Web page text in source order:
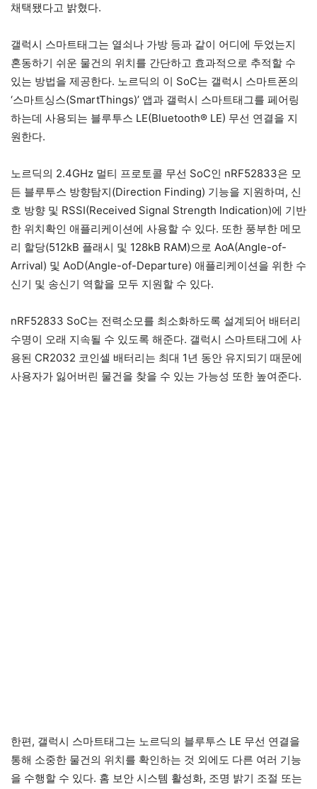
채택됐다고 밝혔다.
갤럭시 스마트태그는 열쇠나 가방 등과 같이 어디에 두었는지
혼동하기 쉬운 물건의 위치를 간단하고 효과적으로 추적할 수
있는 방법을 제공한다. 노르딕의 이 SoC는 갤럭시 스마트폰의
‘스마트싱스(SmartThings)’ 앱과 갤럭시 스마트태그를 페어링
하는데 사용되는 블루투스 LE(Bluetooth® LE) 무선 연결을 지
원한다.
노르딕의 2.4GHz 멀티 프로토콜 무선 SoC인 nRF52833은 모
든 블루투스 방향탐지(Direction Finding) 기능을 지원하며, 신
호 방향 및 RSSI(Received Signal Strength Indication)에 기반
한 위치확인 애플리케이션에 사용할 수 있다. 또한 풍부한 메모
리 할당(512kB 플래시 및 128kB RAM)으로 AoA(Angle-of-
Arrival) 및 AoD(Angle-of-Departure) 애플리케이션을 위한 수
신기 및 송신기 역할을 모두 지원할 수 있다.
nRF52833 SoC는 전력소모를 최소화하도록 설계되어 배터리
수명이 오래 지속될 수 있도록 해준다. 갤럭시 스마트태그에 사
용된 CR2032 코인셀 배터리는 최대 1년 동안 유지되기 때문에
사용자가 잃어버린 물건을 찾을 수 있는 가능성 또한 높여준다.
한편, 갤럭시 스마트태그는 노르딕의 블루투스 LE 무선 연결을
통해 소중한 물건의 위치를 확인하는 것 외에도 다른 여러 기능
을 수행할 수 있다. 홈 보안 시스템 활성화, 조명 밝기 조절 또는